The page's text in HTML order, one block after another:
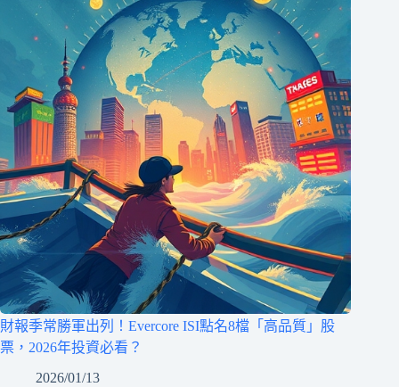
財報季常勝軍出列！Evercore ISI點名8檔「高品質」股
票，2026年投資必看？
2026/01/13